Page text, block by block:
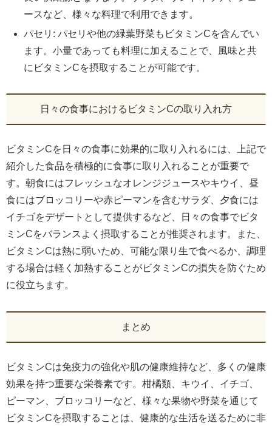
ースなど、様々な料理で利用できます。
パセリ: パセリや他の緑葉野菜もビタミンCを含んでい
ます。小量であっても料理に加えることで、風味と共
にビタミンCを摂取することが可能です。
日々の食事におけるビタミンCの取り入れ方
ビタミンCを日々の食事に効果的に取り入れるには、上記で
紹介した食品を積極的に食事に取り入れることが重要で
す。朝食にはフレッシュなオレンジジュースやキウイ、昼
食にはブロッコリーや赤ピーマンを含むサラダ、夕食には
イチゴをデザートとして提供するなど、日々の食事でビタ
ミンCをバランスよく摂取することが推奨されます。また、
ビタミンCは熱に弱いため、可能な限り生で食べるか、調理
する場合は軽く加熱することがビタミンCの損失を防ぐため
に役立ちます。
まとめ
ビタミンCは免疫力の強化や肌の健康維持など、多くの健康
効果を持つ重要な栄養素です。柑橘類、キウイ、イチゴ、
ピーマン、ブロッコリーなど、様々な果物や野菜を通じて
ビタミンCを摂取することは、健康的な生活を送るために非